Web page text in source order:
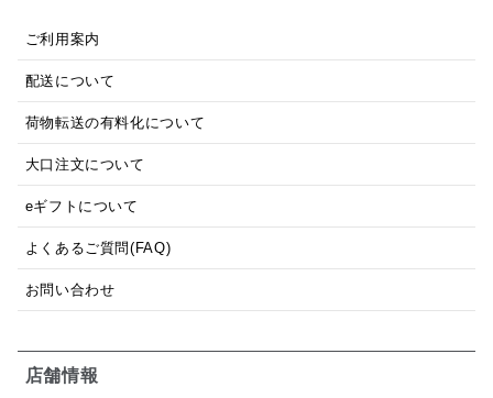
ご利用案内
配送について
荷物転送の有料化について
大口注文について
eギフトについて
よくあるご質問(FAQ)
お問い合わせ
店舗情報